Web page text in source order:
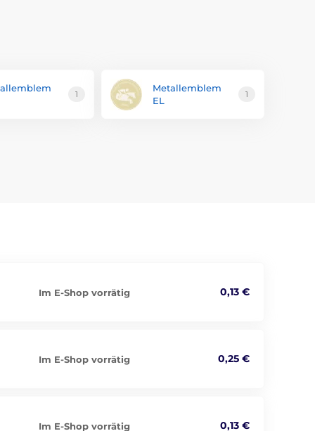
1
Metallemblem
EL
1
Im E-Shop vorrätig 0,13 €
Im E-Shop vorrätig 0,25 €
Im E-Shop vorrätig 0,13 €